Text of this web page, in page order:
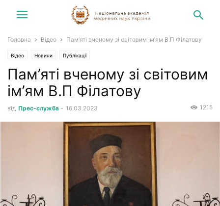
Головна Відео Пам’яті вченому зі світовим ім’ям В.П Філатову
Відео Новини Публікації
Пам’яті вченому зі світовим
ім’ям В.П Філатову
від Прес-служба - 16.03.2023 1215